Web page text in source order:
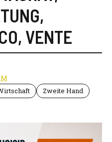
,
, VENTE
Zweite Hand